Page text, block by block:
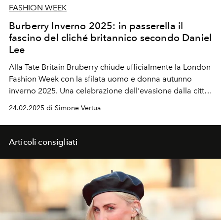
FASHION WEEK
Burberry Inverno 2025: in passerella il
fascino del cliché britannico secondo Daniel
Lee
Alla Tate Britain Bruberry chiude ufficialmente la London
Fashion Week con la sfilata uomo e donna autunno
inverno 2025. Una celebrazione dell'evasione dalla città
verso la campagna. Ospiti speciali in first row Nicholas
Nicola Peltz Beckham.
24.02.2025 di Simone Vertua
Articoli consigliati